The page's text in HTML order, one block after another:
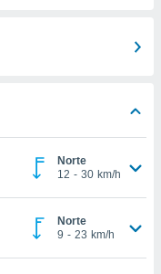
Norte
12 - 30 km/h
Norte
9 - 23 km/h